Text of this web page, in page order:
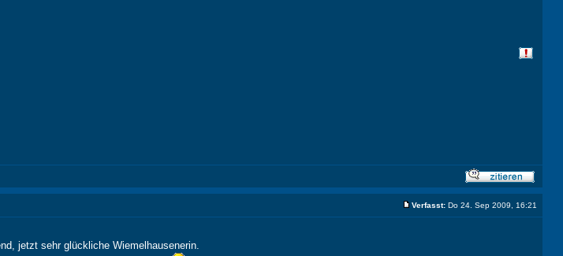
Verfasst: Do 24. Sep 2009, 16:21
jetzt sehr glückliche Wiemelhausenerin.